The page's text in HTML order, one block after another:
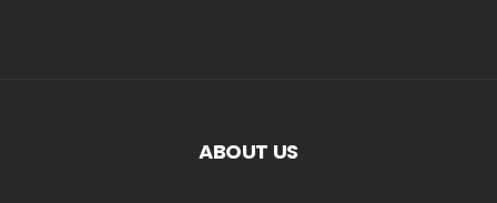
ABOUT US